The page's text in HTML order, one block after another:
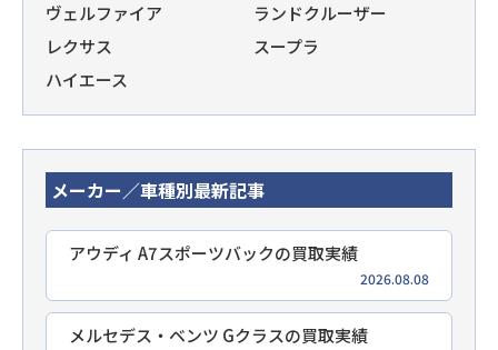
ヴェルファイア
ランドクルーザー
レクサス
スープラ
ハイエース
メーカー／車種別最新記事
アウディ A7スポーツバックの買取実績
2026.08.08
メルセデス・ベンツ Gクラスの買取実績